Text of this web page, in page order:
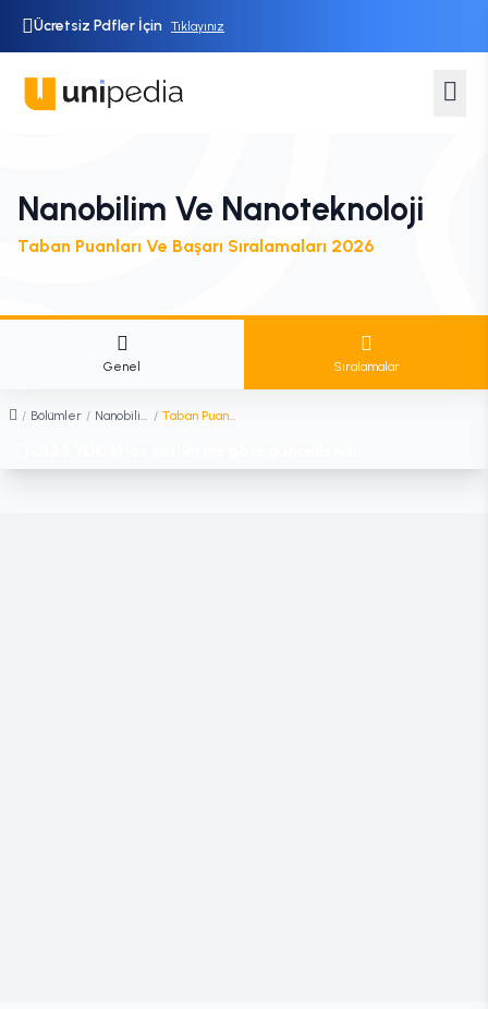
Ücretsiz Pdfler İçin Tıklayınız
Nanobilim Ve Nanoteknoloji
Taban Puanları Ve Başarı Sıralamaları 2026
Genel Sıralamalar
/ Bölümler / Nanobilim ve Nanoteknoloji / Taban Puanları ve Sıralamaları